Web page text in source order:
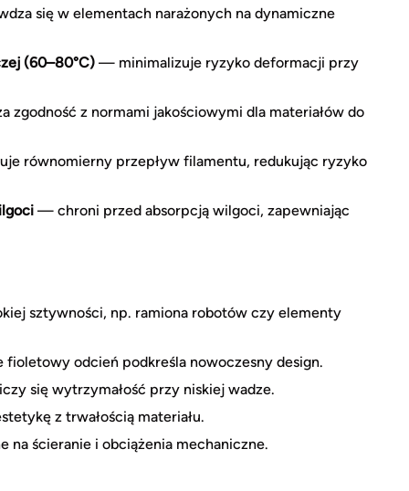
się w elementach narażonych na dynamiczne
(60–80°C) — minimalizuje ryzyko deformacji przy
z normami jakościowymi dla materiałów do
równomierny przepływ filamentu, redukując ryzyko
— chroni przed absorpcją wilgoci, zapewniając
sztywności, np. ramiona robotów czy elementy
odcień podkreśla nowoczesny design.
się wytrzymałość przy niskiej wadze.
z trwałością materiału.
ścieranie i obciążenia mechaniczne.